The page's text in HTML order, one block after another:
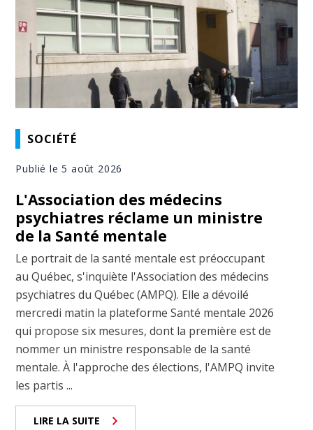
SOCIÉTÉ
Publié le 5 août 2026
L'Association des médecins
psychiatres réclame un ministre
de la Santé mentale
Le portrait de la santé mentale est préoccupant
au Québec, s'inquiète l'Association des médecins
psychiatres du Québec (AMPQ). Elle a dévoilé
mercredi matin la plateforme Santé mentale 2026
qui propose six mesures, dont la première est de
nommer un ministre responsable de la santé
mentale. À l'approche des élections, l'AMPQ invite
les partis ...
LIRE LA SUITE